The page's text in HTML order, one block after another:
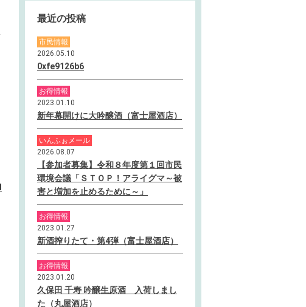
最近の投稿
市民情報
2026.05.10
0xfe9126b6
お得情報
2023.01.10
新年幕開けに大吟醸酒（富士屋酒店）
いんふぉメール
2026.08.07
【参加者募集】令和８年度第１回市民
環境会議「ＳＴＯＰ！アライグマ～被
害と増加を止めるために～」
お得情報
2023.01.27
新酒搾りたて・第4弾（富士屋酒店）
お得情報
2023.01.20
久保田 千寿 吟醸生原酒 入荷しまし
た（丸屋酒店）